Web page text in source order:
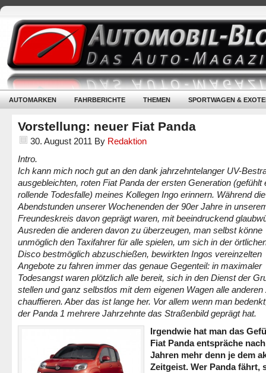
AUTOMARKEN FAHRBERICHTE THEMEN SPORTWAGEN &
Vorstellung: neuer Fiat Panda
30. August 2011 By Redaktion
Intro.
Ich kann mich noch gut an den dank jahrzehntelanger UV-
ausgebleichten, roten Fiat Panda der ersten Generation (gefühlt
rollende Todesfalle) meines Kollegen Ingo erinnern. Während
Abendstunden unserer Wochenenden der 90er Jahre in
Freundeskreis davon geprägt waren, mit beeindruckend
Ausreden die anderen davon zu überzeugen, man selbst könne
unmöglich den Taxifahrer für alle spielen, um sich in der
Disco bestmöglich abzuschießen, bewirkten Ingos vereinzelten
Angebote zu fahren immer das genaue Gegenteil: in maximaler
Todesangst waren plötzlich alle bereit, sich in den Dienst der
stellen und ganz selbstlos mit dem eigenen Wagen alle anderen
chauffieren. Aber das ist lange her. Vor allem wenn man
der Panda 1 mehrere Jahrzehnte das Straßenbild geprägt hat.
Irgendwie hat man das
Fiat Panda entspräche
Jahren mehr denn je dem
Zeitgeist. Wer Panda fährt,